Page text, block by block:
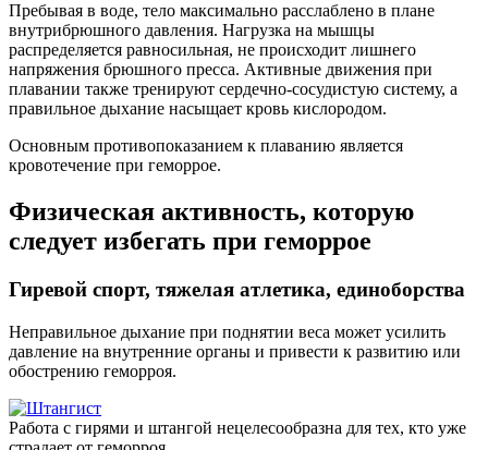
Пребывая в воде, тело максимально расслаблено в плане
внутрибрюшного давления. Нагрузка на мышцы
распределяется равносильная, не происходит лишнего
напряжения брюшного пресса. Активные движения при
плавании также тренируют сердечно-сосудистую систему, а
правильное дыхание насыщает кровь кислородом.
Основным противопоказанием к плаванию является
кровотечение при геморрое.
Физическая активность, которую
следует избегать при геморрое
Гиревой спорт, тяжелая атлетика, единоборства
Неправильное дыхание при поднятии веса может усилить
давление на внутренние органы и привести к развитию или
обострению геморроя.
Работа с гирями и штангой нецелесообразна для тех, кто уже